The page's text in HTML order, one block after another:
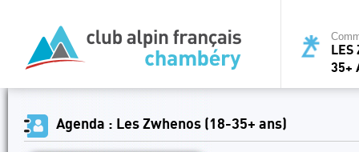
LES
35+
Agenda : Les Zwhenos (18-35+ ans)